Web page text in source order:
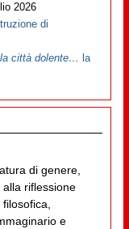
2026
di
città dolente… la
di genere,
riflessione
e